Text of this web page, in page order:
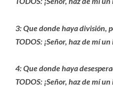
3: Que donde haya división,
TODOS: ¡Señor, haz de mí
4: Que donde haya
TODOS: ¡Señor, haz de mí